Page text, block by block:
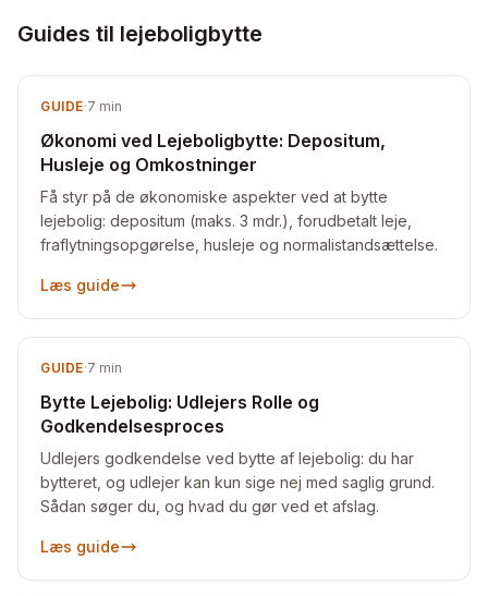
Guides til lejeboligbytte
GUIDE·7 min
Økonomi ved Lejeboligbytte: Depositum,
Husleje og Omkostninger
Få styr på de økonomiske aspekter ved at bytte
lejebolig: depositum (maks. 3 mdr.), forudbetalt leje,
fraflytningsopgørelse, husleje og normalistandsættelse.
Læs guide
GUIDE·7 min
Bytte Lejebolig: Udlejers Rolle og
Godkendelsesproces
Udlejers godkendelse ved bytte af lejebolig: du har
bytteret, og udlejer kan kun sige nej med saglig grund.
Sådan søger du, og hvad du gør ved et afslag.
Læs guide